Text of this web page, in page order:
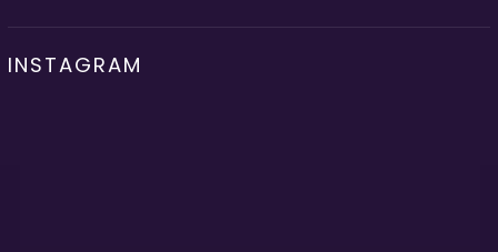
INSTAGRAM